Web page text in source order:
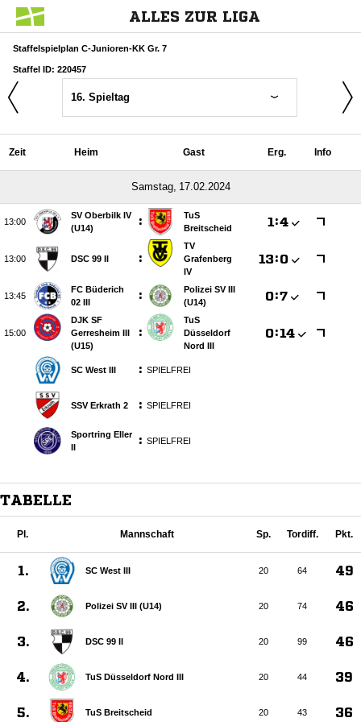
ALLES ZUR LIGA
Staffelspielplan C-Junioren-KK Gr. 7
Staffel ID: 220457
16. Spieltag
Zeit Heim Gast Erg. Info
 

SV Oberbilk IV
(U14)
:
TuS
Breitscheid
 :
 DSC 99 II :
TV
Grafenberg
IV
:

FC Büderich
02 III
:
Polizei SV III
(U14)
:

DJK SF
Gerresheim III
(U15)
:
TuS
Düsseldorf
Nord III
:
SC West III : SPIELFREI
SSV Erkrath 2 : SPIELFREI
Sportring Eller
II
: SPIELFREI
TABELLE
Pl. Mannschaft Sp. Tordiff. Pkt.
1. SC West III 20 64 49
2. Polizei SV III (U14) 20 74 46
3. DSC 99 II 20 99 46
4. TuS Düsseldorf Nord III 20 44 39
5. TuS Breitscheid 20 43 36